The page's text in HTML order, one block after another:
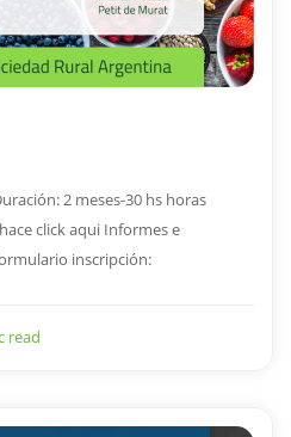
2 meses-30 hs horas
click aqui Informes e
inscripción:
read